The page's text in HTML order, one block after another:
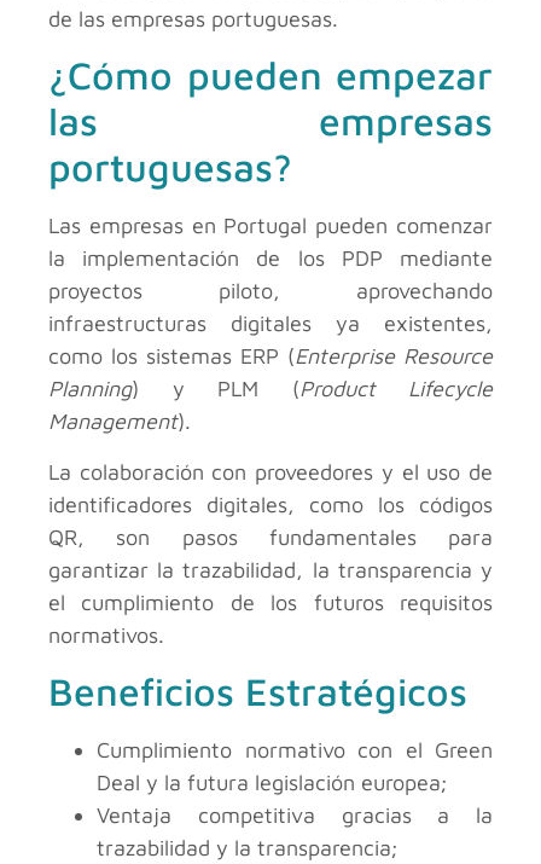
de las empresas portuguesas.
¿Cómo pueden empezar
las empresas
portuguesas?
Las empresas en Portugal pueden comenzar
la implementación de los PDP mediante
proyectos piloto, aprovechando
infraestructuras digitales ya existentes,
como los sistemas ERP (Enterprise Resource
Planning) y PLM (Product Lifecycle
Management).
La colaboración con proveedores y el uso de
identificadores digitales, como los códigos
QR, son pasos fundamentales para
garantizar la trazabilidad, la transparencia y
el cumplimiento de los futuros requisitos
normativos.
Beneficios Estratégicos
Cumplimiento normativo con el Green
Deal y la futura legislación europea;
Ventaja competitiva gracias a la
trazabilidad y la transparencia;